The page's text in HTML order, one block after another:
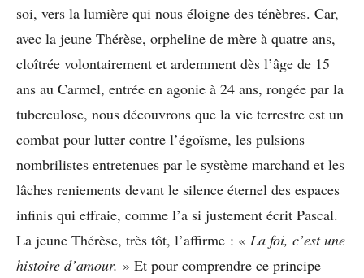
soi, vers la lumière qui nous éloigne des ténèbres. Car,
avec la jeune Thérèse, orpheline de mère à quatre ans,
cloîtrée volontairement et ardemment dès l’âge de 15
ans au Carmel, entrée en agonie à 24 ans, rongée par la
tuberculose, nous découvrons que la vie terrestre est un
combat pour lutter contre l’égoïsme, les pulsions
nombrilistes entretenues par le système marchand et les
lâches reniements devant le silence éternel des espaces
infinis qui effraie, comme l’a si justement écrit Pascal.
La jeune Thérèse, très tôt, l’affirme : « La foi, c’est une
histoire d’amour. » Et pour comprendre ce principe